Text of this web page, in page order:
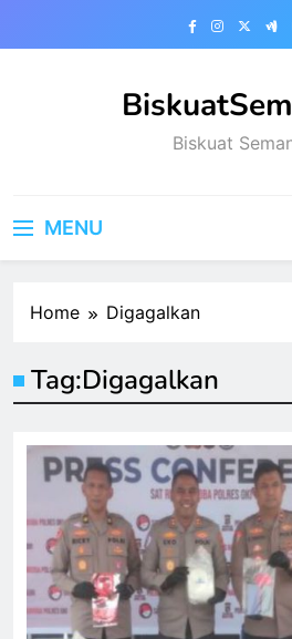
Biskuat
MENU
Home Digagalkan
Tag:Digagalkan